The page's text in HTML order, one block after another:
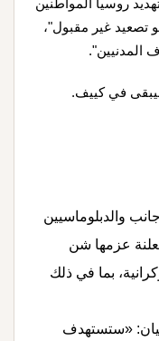
روسيا المواطنين
تصعيد غير مقبول"،
المدنيين".
سيبقى في كييف.
والدبلوماسيين
عزمها شن
بما في ذلك
«ستستهدف